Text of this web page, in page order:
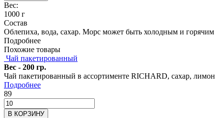
Вес:
1000 г
Состав
Облепиха, вода, сахар. Морс может быть холодным и горячим
Подробнее
Похожие товары
Чай пакетированный
Вес - 200 гр.
Чай пакетированный в ассортименте RICHARD, сахар, лимон
Подробнее
89
В КОРЗИНУ